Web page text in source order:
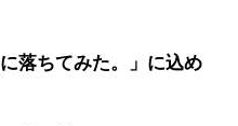
落ちてみた。」に込め